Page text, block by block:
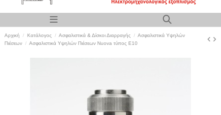
Αρχική Κατάλογος Ασφαλιστικά & Δίσκοι Διαρραγής
Ασφαλιστικά Υψηλών
Πιέσεων
Ασφαλιστικά Υψηλών Πιέσεων Nuova τύπος E10